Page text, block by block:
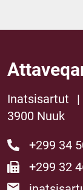
Inatsisartut |
3900 Nuuk
+299 34
+299 32